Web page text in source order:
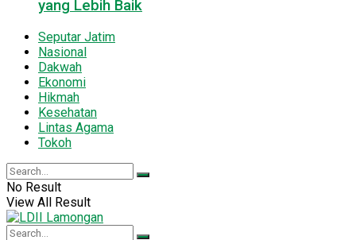
yang Lebih Baik
Seputar Jatim
Nasional
Dakwah
Ekonomi
Hikmah
Kesehatan
Lintas Agama
Tokoh
No Result
View All Result